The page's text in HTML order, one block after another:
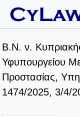
B.N. ν.
Υφυπουργείου
Προστασίας,
1474/2025, 3/4/